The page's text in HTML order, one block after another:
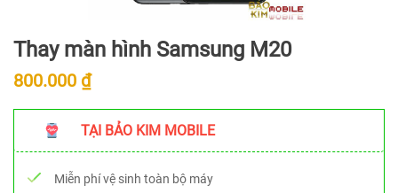
Thay màn hình Samsung M20
800.000 ₫
TẠI BẢO KIM MOBILE
Miễn phí vệ sinh toàn bộ máy